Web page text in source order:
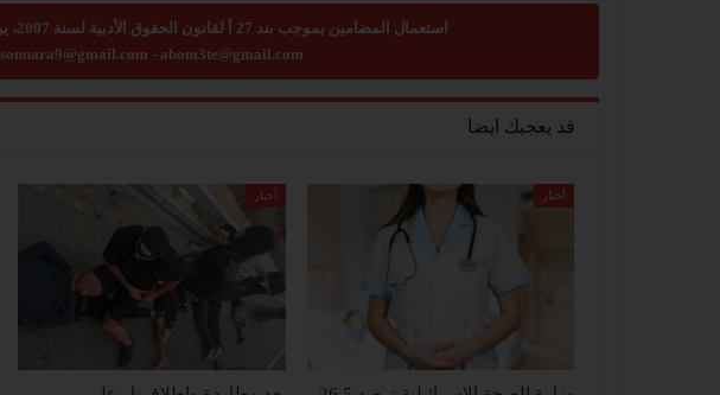
استعمال المضامين بموجب بند 27 أ لقانون الحقوق الأدبية لسنة 2007، يرجى ارسال رسالة الى:
sonnara9@gmail.com - abom3te@gmail.com
قد يعجبك ايضا
أخبار أخبار